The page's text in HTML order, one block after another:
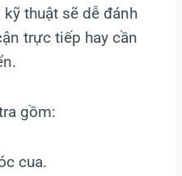
thuật sẽ dễ đánh
trực tiếp hay cần
gồm:
cua.